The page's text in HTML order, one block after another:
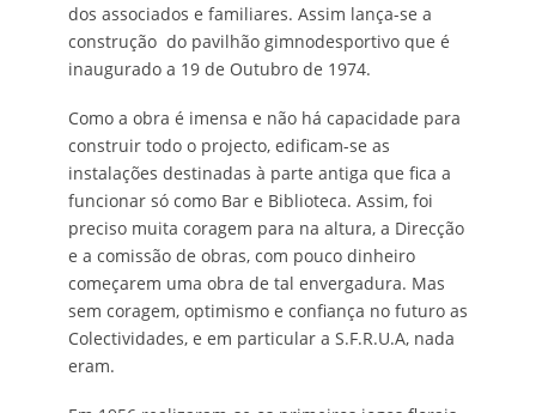
dos associados e familiares. Assim lança-se a
construção do pavilhão gimnodesportivo que é
inaugurado a 19 de Outubro de 1974.
Como a obra é imensa e não há capacidade para
construir todo o projecto, edificam-se as
instalações destinadas à parte antiga que fica a
funcionar só como Bar e Biblioteca. Assim, foi
preciso muita coragem para na altura, a Direcção
e a comissão de obras, com pouco dinheiro
começarem uma obra de tal envergadura. Mas
sem coragem, optimismo e confiança no futuro as
Colectividades, e em particular a S.F.R.U.A, nada
eram.